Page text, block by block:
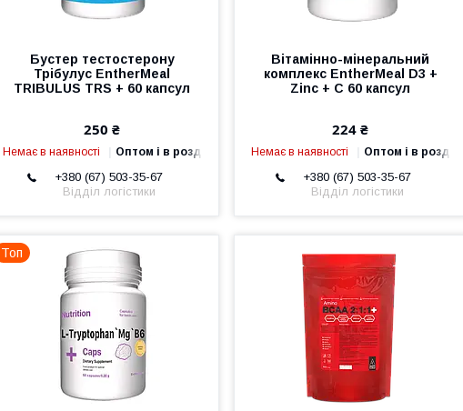
Бустер тестостерону
Трібулус EntherMeal
TRIBULUS TRS + 60 капсул
250 ₴
Немає в наявності Оптом і в роздріб
+380 (67) 503-35-67
Відділ логістики
Вітамінно-мінеральний
комплекс EntherMeal D3 +
Zinc + С 60 капсул
224 ₴
Немає в наявності Оптом і в роздріб
+380 (67) 503-35-67
Відділ логістики
Топ